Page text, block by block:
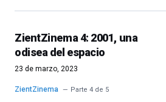
ZientZinema 4: 2001, una
odisea del espacio
23 de marzo, 2023
ZientZinema Parte 4 de 5